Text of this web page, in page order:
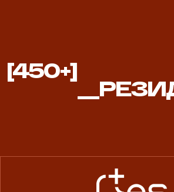
450+
РЕЗИДЕНТЫ
[450+]